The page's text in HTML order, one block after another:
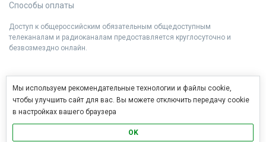
Способы оплаты
Доступ к общероссийским обязательным общедоступным
телеканалам и радиоканалам предоставляется круглосуточно и
безвозмездно онлайн.
Мы используем рекомендательные технологии и файлы cookie,
чтобы улучшить сайт для вас. Вы можете отключить передачу cookie
в настройках вашего браузера
OK